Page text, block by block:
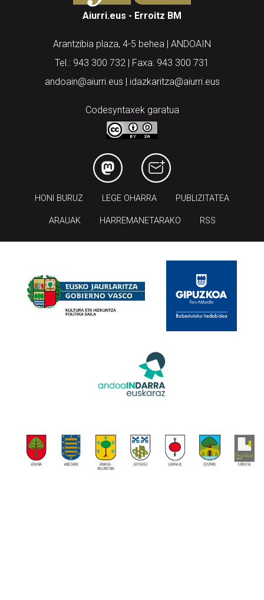
Aiurri.eus - Erroitz BM
Arantzibia plaza, 4-5 behea | ANDOAIN
Tel.: 943 300 732 | Faxa: 943 300 731
andoain@aiurri.eus | idazkaritza@aiurri.eus
Codesyntaxek garatua
HONI BURUZ LEGE OHARRA PUBLIZITATEA
ARAUAK HARREMANETARAKO RSS